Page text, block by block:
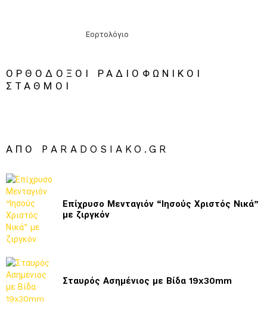
Εορτολόγιο
ΟΡΘΟΔΟΞΟΙ ΡΑΔΙΟΦΩΝΙΚΟΙ
ΣΤΑΘΜΟΙ
ΑΠΌ PARADOSIAKO.GR
Επίχρυσο Μενταγιόν “Ιησούς Χριστός Νικά”
με ζιργκόν
Σταυρός Ασημένιος με Βίδα 19x30mm